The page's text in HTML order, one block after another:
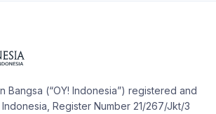
Bangsa (“OY! Indonesia”) registered and
Register Number 21/267/Jkt/3